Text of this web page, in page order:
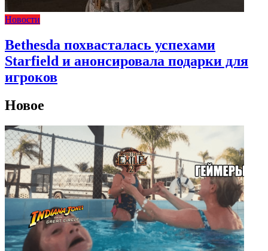
Новости
Bethesda похвасталась успехами
Starfield и анонсировала подарки для
игроков
Новое